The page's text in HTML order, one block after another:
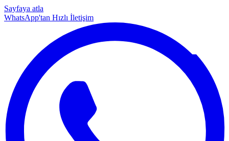
Sayfaya atla
WhatsApp'tan Hızlı İletişim